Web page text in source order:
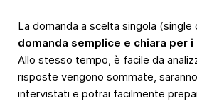
La domanda a scelta singola (single
domanda semplice e chiara per
Allo stesso tempo, è facile da
risposte vengono sommate,
intervistati e potrai facilmente